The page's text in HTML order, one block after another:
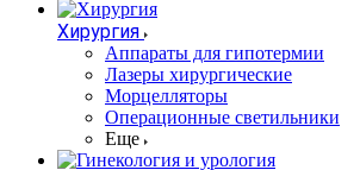
Хирургия
Аппараты для гипотермии
Лазеры хирургические
Морцелляторы
Операционные светильники
Еще